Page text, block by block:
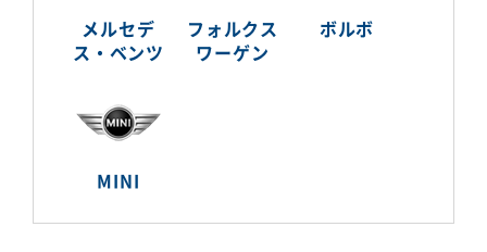
メルセデ
ス・ベンツ
フォルクス
ワーゲン
ボルボ
MINI